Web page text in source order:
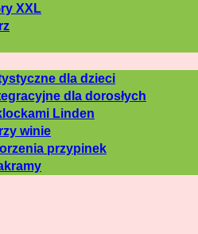
XXL
dla dzieci
dla dorosłych
Linden
winie
przypinek